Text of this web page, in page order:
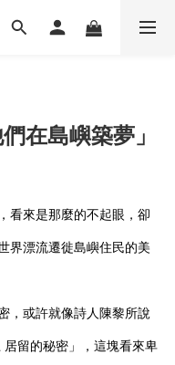
在島嶼築夢」
看來是那麼的不起眼，卻
界漂流遷徙島嶼住民的美
，或許就像詩人陳黎所說
留的秘密」，這塊看來卑